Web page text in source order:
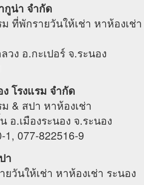
กูน่า จำกัด
ที่พักรายวันให้เช่า หาห้องเช่า
ง อ.กะเปอร์ จ.ระนอง
โรงแรม จำกัด
& สปา หาห้องเช่า
.เมืองระนอง จ.ระนอง
077-822516-9
า
นให้เช่า หาห้องเช่า ระนอง